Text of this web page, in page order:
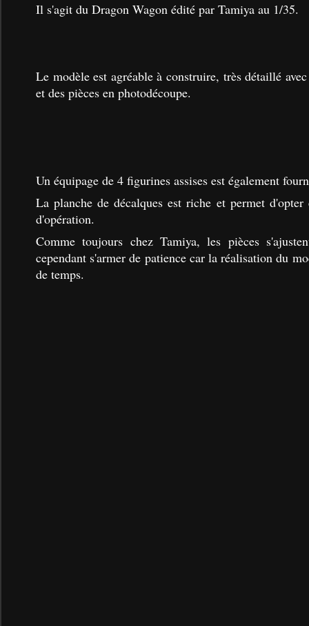
Il s'agit du Dragon Wagon édité par Tamiya au 1/35.
Le modèle est agréable à construire, très détaillé
et des pièces en photodécoupe.
Un équipage de 4 figurines assises est également
La planche de décalques est riche et permet d'opter
d'opération.
Comme toujours chez Tamiya, les pièces
cependant s'armer de patience car la réalisation du
de temps.